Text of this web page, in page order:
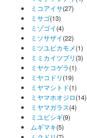
ミコアイサ(27)
ミサゴ(13)
ミゾゴイ(4)
ミソサザイ(22)
ミツユビカモメ(1)
ミミカイツブリ (3)
ミヤケコゲラ(1)
ミヤコドリ (19)
ミヤマシトド(1)
ミヤマホオジロ(14)
ミヤマガラス(4)
ミユビシギ(9)
ムギマキ(5)